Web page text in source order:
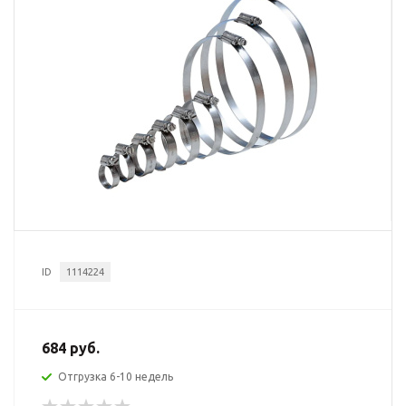
ID 1114224
684 руб.
Отгрузка 6-10 недель